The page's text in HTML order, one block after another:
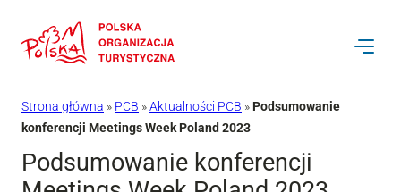
do
Strona główna » PCB »Aktualności PCB »Podsumowanie
konferencji Meetings Week Poland 2023
Podsumowanie konferencji